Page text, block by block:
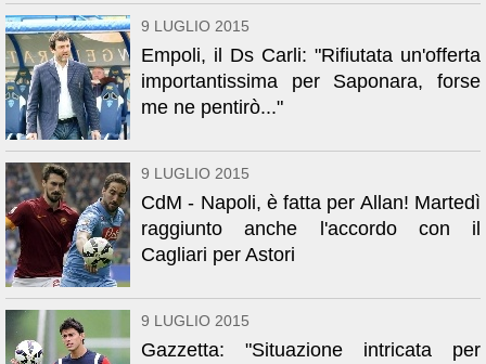
9 LUGLIO 2015
Empoli, il Ds Carli: "Rifiutata un'offerta
importantissima per Saponara, forse
me ne pentirò..."
9 LUGLIO 2015
CdM - Napoli, è fatta per Allan! Martedì
raggiunto anche l'accordo con il
Cagliari per Astori
9 LUGLIO 2015
Gazzetta: "Situazione intricata per